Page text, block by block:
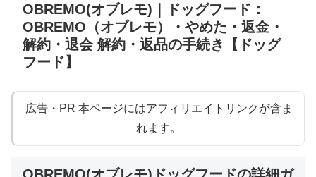
OBREMO(オブレモ)｜ドッグフード：
OBREMO（オブレモ）・やめた・返金・
解約・退会 解約・返品の手続き【ドッグ
フード】
広告・PR 本ページにはアフィリエイトリンクが含ま
れます。